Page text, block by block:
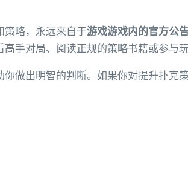
策略，永远来自于游戏游戏内的官方公
手对局、阅读正规的策略书籍或参与
你做出明智的判断。如果你对提升扑克